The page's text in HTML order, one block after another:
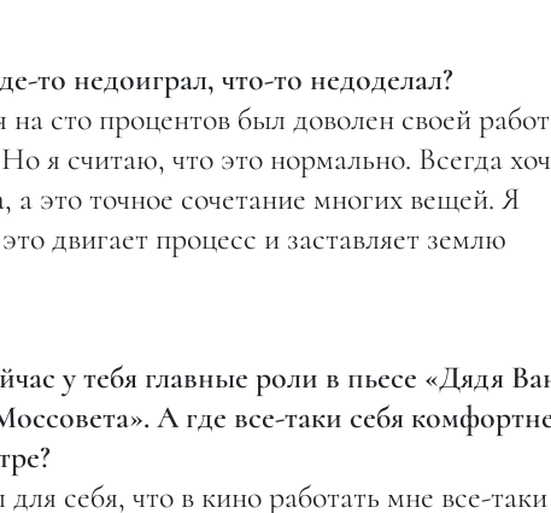
то недоиграл, что-то недоделал?
сто процентов был доволен своей
я считаю, что это нормально. Всегда
а это точное сочетание многих вещей. Я
двигает процесс и заставляет землю
у тебя главные роли в пьесе «Дядя
А где все-таки себя
себя, что в кино работать мне все-таки